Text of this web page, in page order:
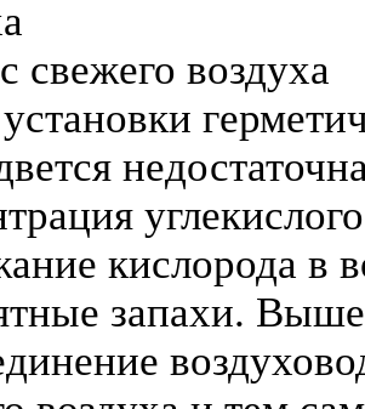
свежего воздуха
кислорода в
запахи.